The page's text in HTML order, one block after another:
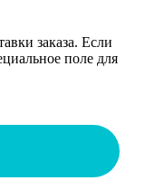
заказа. Если
поле для